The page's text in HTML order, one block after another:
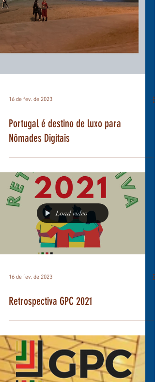
16 de fev. de 2023
Portugal é destino de luxo para
Load video